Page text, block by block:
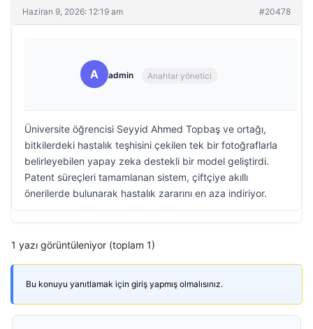
Haziran 9, 2026: 12:19 am #20478
A admin Anahtar yönetici
Üniversite öğrencisi Seyyid Ahmed Topbaş ve ortağı,
bitkilerdeki hastalık teşhisini çekilen tek bir fotoğraflarla
belirleyebilen yapay zeka destekli bir model geliştirdi.
Patent süreçleri tamamlanan sistem, çiftçiye akıllı
önerilerde bulunarak hastalık zararını en aza indiriyor.
1 yazı görüntüleniyor (toplam 1)
Bu konuyu yanıtlamak için giriş yapmış olmalısınız.